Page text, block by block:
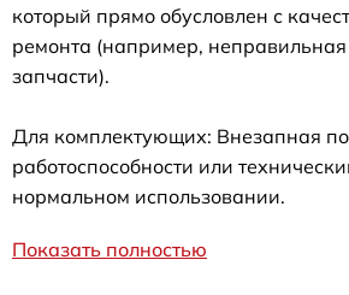
который прямо обусловлен с
ремонта (например, неправильная
запчасти).
Для комплектующих: Внезапная
работоспособности или
нормальном использовании.
Показать полностью